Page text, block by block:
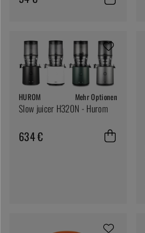
HUROM Mehr Optionen
Slow juicer H320N - Hurom
634 €